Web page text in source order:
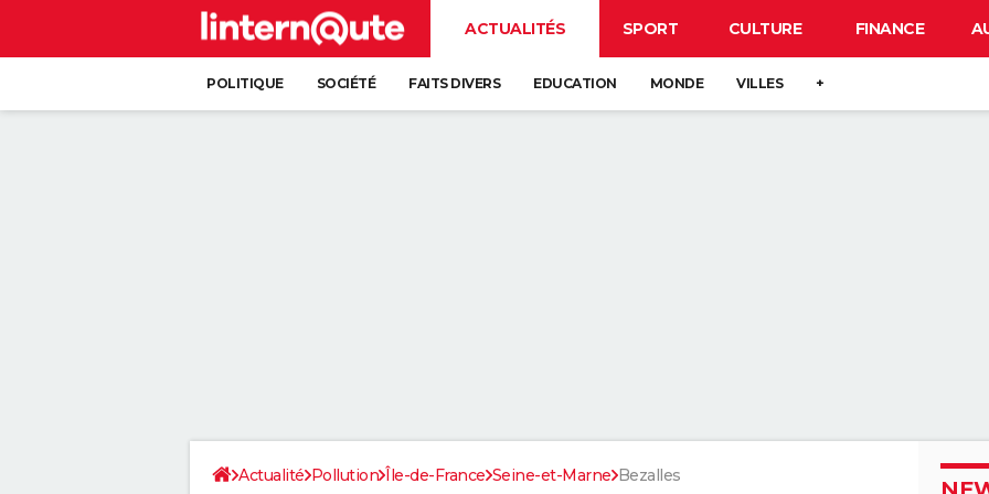
ACTUALITÉS SPORT CULTURE FINANCE
POLITIQUE SOCIÉTÉ FAITS DIVERS EDUCATION MONDE VILLES +
Actualité Pollution Île-de-France Seine-et-Marne Bezalles